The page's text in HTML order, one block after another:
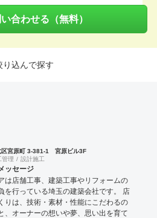
い合わせる（無料）
り込んで探す
区宮原町 3-381-1 宮原ビル3F
管理 設計施工
ッセージ
は店舗工事、建築工事やリフォームの
を行っている埼玉の建築会社です。 店
りは、技術・素材・性能にこだわるの
、オーナーの想いや夢、思い出を育て